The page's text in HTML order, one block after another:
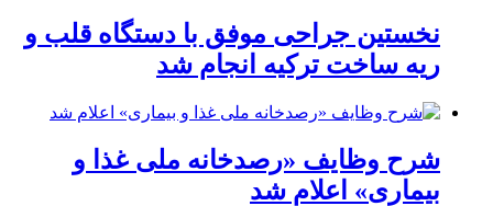
نخستین جراحی موفق با دستگاه قلب و
ریه ساخت ترکیه انجام شد
شرح وظایف «رصدخانه ملی غذا و
بیماری» اعلام شد